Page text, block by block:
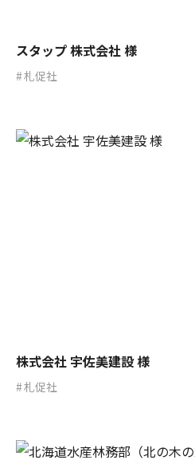
スタップ 株式会社 様
札促社
株式会社 宇佐美建設 様
札促社